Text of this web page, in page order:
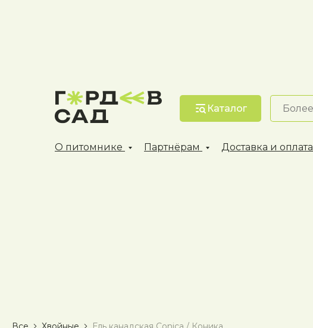
Каталог
О питомнике Партнёрам Доставка и оплата